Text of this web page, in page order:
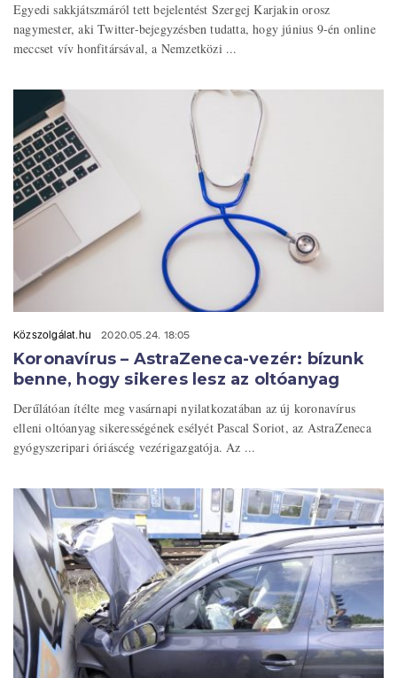
Egyedi sakkjátszmáról tett bejelentést Szergej Karjakin orosz
nagymester, aki Twitter-bejegyzésben tudatta, hogy június 9-én online
meccset vív honfitársával, a Nemzetközi ...
Közszolgálat.hu 2020.05.24. 18:05
Koronavírus – AstraZeneca-vezér: bízunk
benne, hogy sikeres lesz az oltóanyag
Derűlátóan ítélte meg vasárnapi nyilatkozatában az új koronavírus
elleni oltóanyag sikerességének esélyét Pascal Soriot, az AstraZeneca
gyógyszeripari óriáscég vezérigazgatója. Az ...